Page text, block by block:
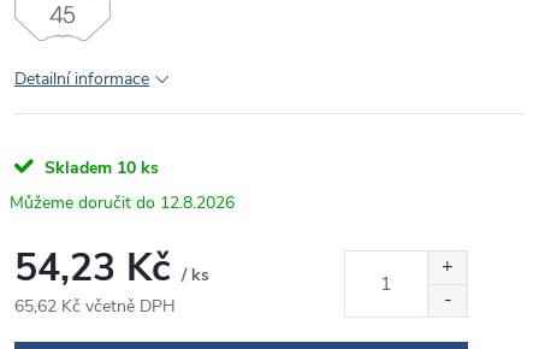
Detailní informace
Skladem 10 ks
12.8.2026
54,23 Kč / ks
65,62 Kč včetně DPH